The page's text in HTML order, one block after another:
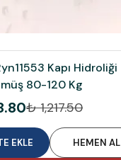
Kapı Hidroliği
80-120 Kg
₺ 1,217.50
EKLE HEMEN AL